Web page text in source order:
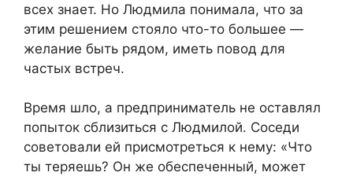
всех знает. Но Людмила понимала, что за
этим решением стояло что-то большее —
желание быть рядом, иметь повод для
частых встреч.
Время шло, а предприниматель не оставлял
попыток сблизиться с Людмилой. Соседи
советовали ей присмотреться к нему: «Что
ты теряешь? Он же обеспеченный, может